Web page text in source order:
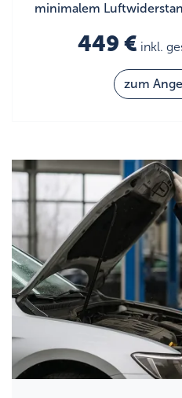
minimalem
449 € inkl.
zum